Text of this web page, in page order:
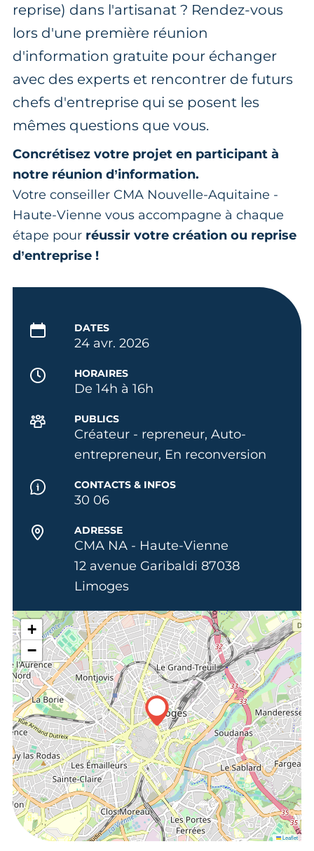
reprise) dans l'artisanat ? Rendez-vous
lors d'une première réunion
d'information gratuite pour échanger
avec des experts et rencontrer de futurs
chefs d'entreprise qui se posent les
mêmes questions que vous.
Concrétisez votre projet en participant à
notre réunion d’information.
Votre conseiller CMA Nouvelle-Aquitaine -
Haute-Vienne vous accompagne à chaque
étape pour réussir votre création ou reprise
d’entreprise !
DATES
24 avr. 2026
HORAIRES
De 14h à 16h
PUBLICS
Créateur - repreneur, Auto-
entrepreneur, En reconversion
CONTACTS & INFOS
30 06
ADRESSE
CMA NA - Haute-Vienne
12 avenue Garibaldi 87038
Limoges
+
−
Leaflet